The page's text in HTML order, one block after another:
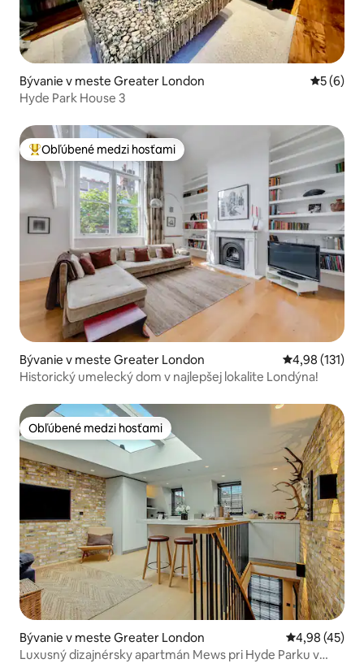
Bývanie v meste Greater London
5 (6)
Hyde Park House 3
Najobľúbenejšie medzi hosťami
Obľúbené medzi hosťami
Bývanie v meste Greater London Priemerné
4,98 (131)
Historický umelecký dom v najlepšej lokalite Londýna!
Obľúbené medzi hosťami
Obľúbené medzi hosťami
Bývanie v meste Greater London Priemerné
4,98 (45)
Luxusný dizajnérsky apartmán Mews pri Hyde Parku v